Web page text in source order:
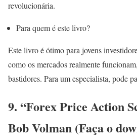
revolucionária.
Para quem é este livro?
Este livro é ótimo para jovens
como os mercados realmente
bastidores. Para um especialista, pode
9. “Forex Price Action
Bob Volman (Faça o